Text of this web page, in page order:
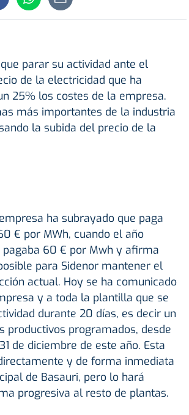
parar su actividad ante el
de la electricidad que ha
25% los costes de la empresa.
más importantes de la industria
la subida del precio de la
ha subrayado que paga
€ por MWh, cuando el año
pagaba 60 € por Mwh y afirma
para Sidenor mantener el
actual. Hoy se ha comunicado
y a toda la plantilla que se
durante 20 días, es decir un
productivos programados, desde
de diciembre de este año. Esta
y de forma inmediata
de Basauri, pero lo hará
progresiva al resto de plantas.